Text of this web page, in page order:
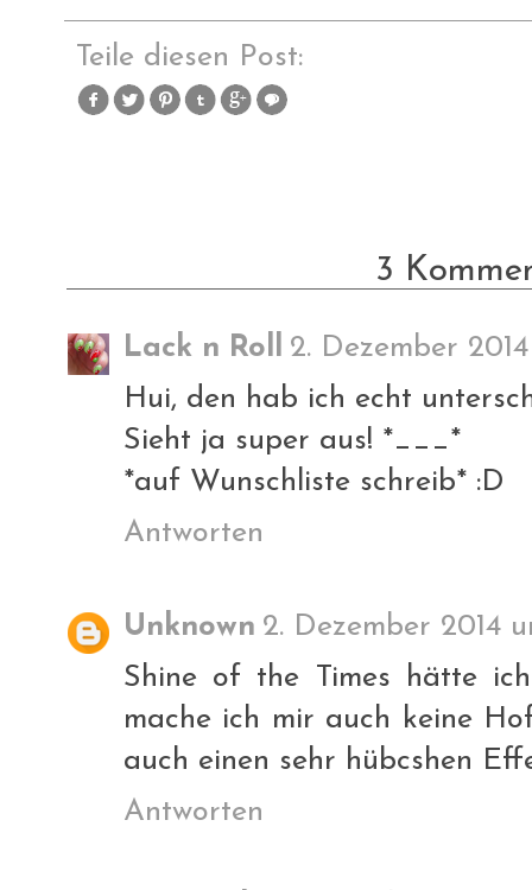
Teile diesen Post:
3
Lack n Roll 2. Dezember
Hui, den hab ich echt
Sieht ja super aus! *___*
*auf Wunschliste schreib* :D
Antworten
Unknown 2. Dezember 2014
Shine of the Times hätte
mache ich mir auch keine
auch einen sehr hübcshen
Antworten